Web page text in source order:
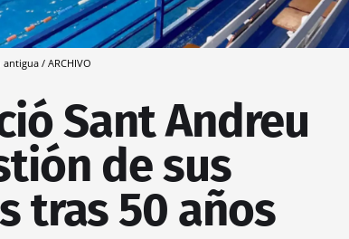
/ ARCHIVO
Sant Andreu
de sus
tras 50 años